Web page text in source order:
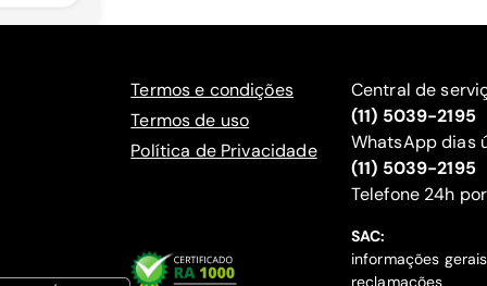
Termos e condições
Termos de uso
Política de Privacidade
Central de
(11) 5039-2195
WhatsApp dias
(11) 5039-2195
‍Telefone 24h
SAC:
informações
reclamações